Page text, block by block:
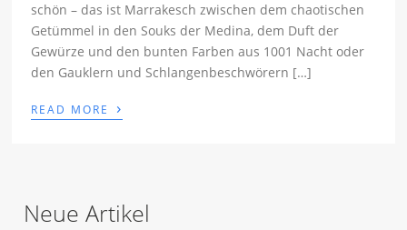
schön – das ist Marrakesch zwischen dem chaotischen
Getümmel in den Souks der Medina, dem Duft der
Gewürze und den bunten Farben aus 1001 Nacht oder
den Gauklern und Schlangenbeschwörern […]
READ MORE ›
Neue Artikel